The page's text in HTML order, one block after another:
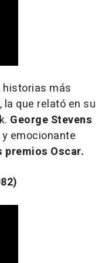
más
que relató en su
George Stevens
emocionante
premios Oscar.